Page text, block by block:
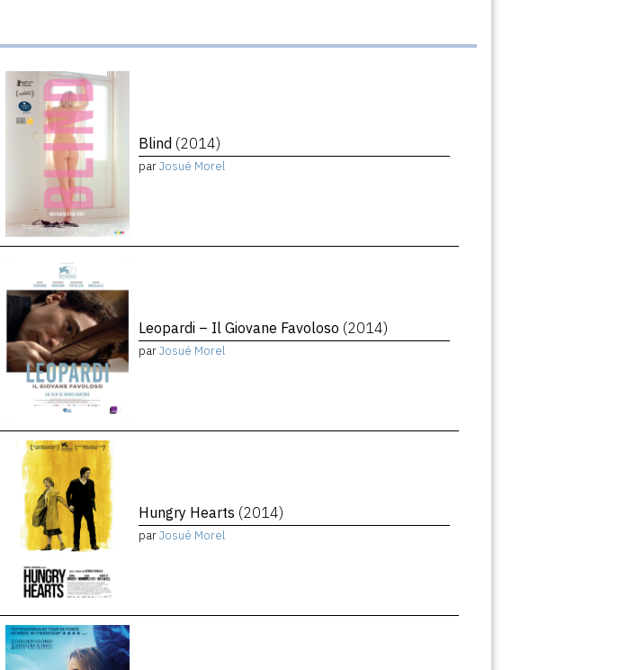
Blind (2014)
parJosué Morel
Leopardi – Il Giovane Favoloso (2014)
parJosué Morel
Hungry Hearts (2014)
parJosué Morel